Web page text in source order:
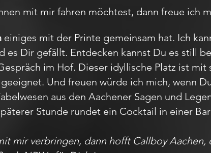
mit mir fahren möchtest, dann freue ich
einiges mit der Printe gemeinsam hat. Ich
es Dir gefällt. Entdecken kannst Du es still
im Hof. Dieser idyllische Platz ist mit
Und freuen würde ich mich, wenn
aus den Aachener Sagen und
Stunde rundet ein Cocktail in einer
mir verbringen, dann hofft Callboy Aachen,